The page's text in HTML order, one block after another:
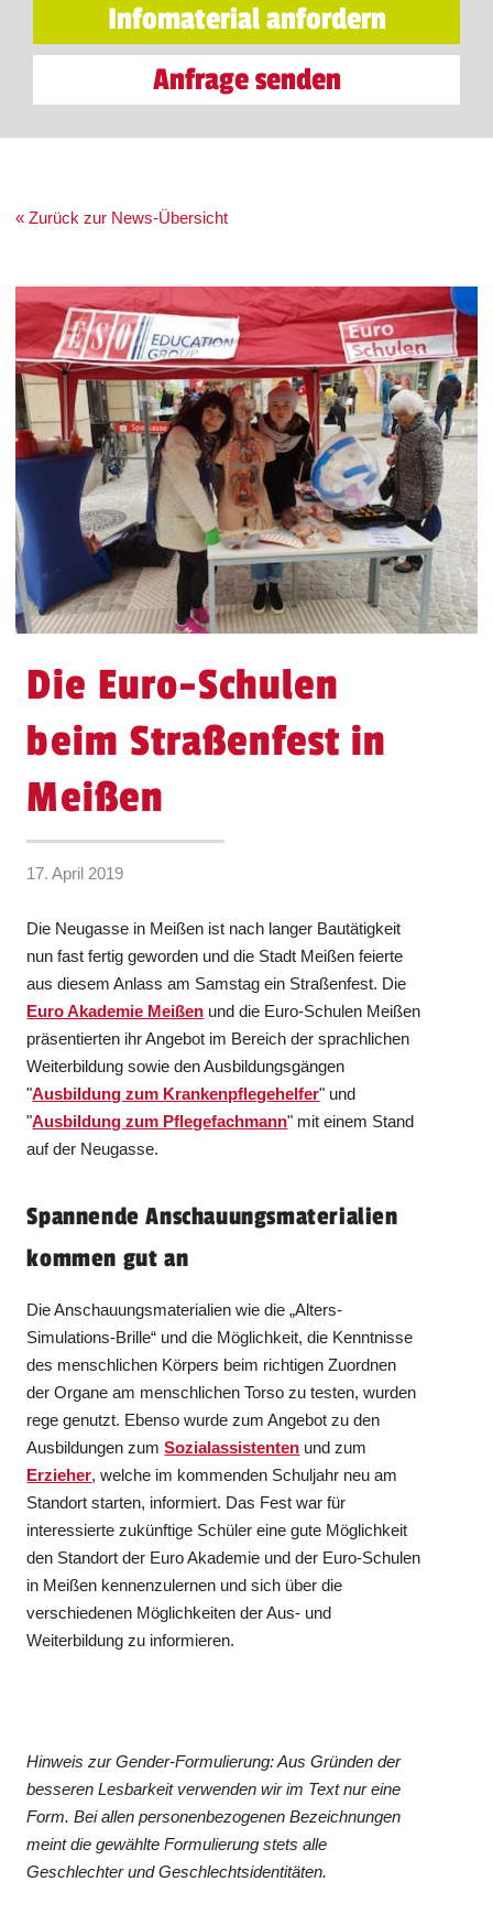
Infomaterial anfordern
Anfrage senden
« Zurück zur News-Übersicht
Die Euro-Schulen
beim Straßenfest in
Meißen
17. April 2019
Die Neugasse in Meißen ist nach langer Bautätigkeit
nun fast fertig geworden und die Stadt Meißen feierte
aus diesem Anlass am Samstag ein Straßenfest. Die
Euro Akademie Meißen und die Euro-Schulen Meißen
präsentierten ihr Angebot im Bereich der sprachlichen
Weiterbildung sowie den Ausbildungsgängen
"Ausbildung zum Krankenpflegehelfer" und
"Ausbildung zum Pflegefachmann" mit einem Stand
auf der Neugasse.
Spannende Anschauungsmaterialien
kommen gut an
Die Anschauungsmaterialien wie die „Alters-
Simulations-Brille“ und die Möglichkeit, die Kenntnisse
des menschlichen Körpers beim richtigen Zuordnen
der Organe am menschlichen Torso zu testen, wurden
rege genutzt. Ebenso wurde zum Angebot zu den
Ausbildungen zumSozialassistenten und zum
Erzieher, welche im kommenden Schuljahr neu am
Standort starten, informiert. Das Fest war für
interessierte zukünftige Schüler eine gute Möglichkeit
den Standort der Euro Akademie und der Euro-Schulen
in Meißen kennenzulernen und sich über die
verschiedenen Möglichkeiten der Aus- und
Weiterbildung zu informieren.
Hinweis zur Gender-Formulierung: Aus Gründen der
besseren Lesbarkeit verwenden wir im Text nur eine
Form. Bei allen personenbezogenen Bezeichnungen
meint die gewählte Formulierung stets alle
Geschlechter und Geschlechtsidentitäten.